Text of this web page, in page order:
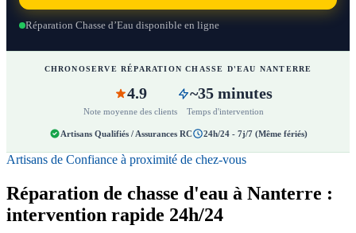
Réparation Chasse d’Eau disponible en ligne
CHRONOSERVE RÉPARATION CHASSE D'EAU NANTERRE
4.9
Note moyenne des clients
~35 minutes
Temps d'intervention
Artisans Qualifiés / Assurances RC 24h/24 - 7j/7 (Même fériés)
Artisans de Confiance à proximité de chez-vous
Réparation de chasse d'eau à Nanterre :
intervention rapide 24h/24